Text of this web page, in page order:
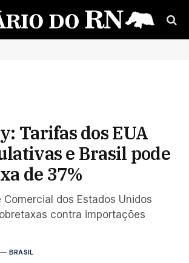
Tarifas dos EUA
e Brasil pode
de 37%
Comercial dos Estados Unidos
contra importações
BRASIL